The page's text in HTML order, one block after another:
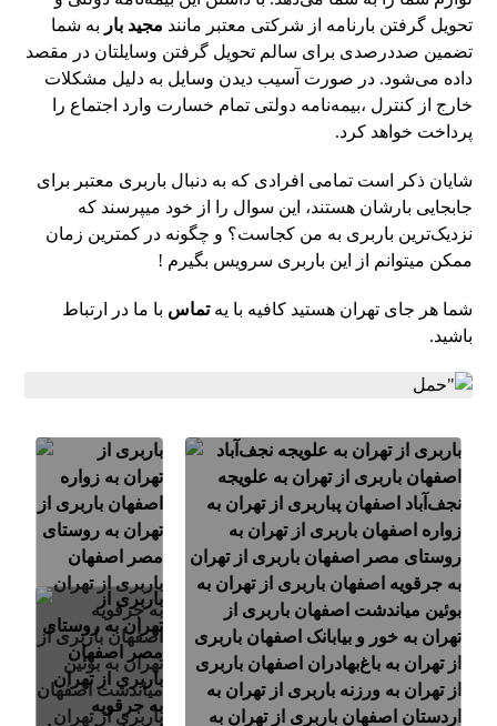
تحویل گرفتن بارنامه از شرکتی معتبر مانند مجید بار به شما
تضمین صددرصدی برای سالم تحویل گرفتن وسایلتان در مقصد
داده می‌شود. در صورت آسیب دیدن وسایل به دلیل مشکلات
خارج از کنترل ،بیمه‌نامه دولتی تمام خسارت وارد اجتماع را
پرداخت خواهد کرد.
شایان ذکر است تمامی افرادی که به دنبال باربری معتبر برای
جابجایی بارشان هستند، این سوال را از خود میپرسند که
نزدیک‌ترین باربری به من کجاست؟ و چگونه در کمترین زمان
ممکن میتوانم از این باربری سرویس بگیرم !
شما هر جای تهران هستید کافیه با یهتماس با ما در ارتباط
باشید.